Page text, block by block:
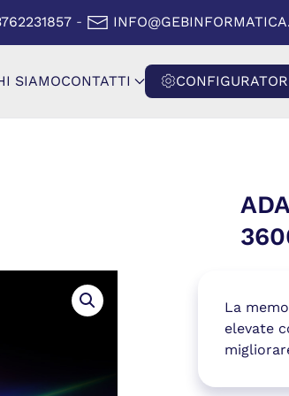
FINESTRA)
-
SIAMOCONTATTI
La
elevate